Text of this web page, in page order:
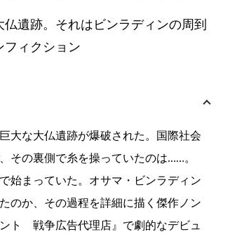
遺跡。それはビンラディンの周到
フィクション
大な大仏遺跡が爆破された。国際社会
その裏側で糸を操っていたのは……。
始まっていた。オサマ・ビンラディン
のか、その過程を詳細に描く傑作ノン
ト 戦争広告代理店』で劇的なデビュ